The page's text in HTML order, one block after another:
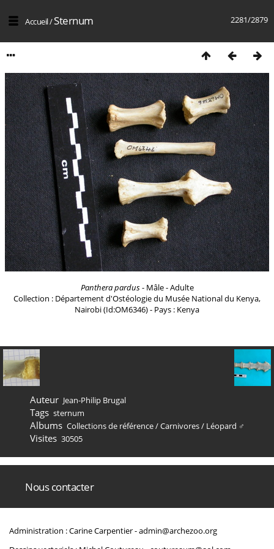
2281/2879
Accueil/Sternum
Panthera pardus- Mâle - Adulte
Collection : Département d'Ostéologie du Musée National du Kenya,
Nairobi (Id:OM6346) - Pays : Kenya
Auteur Jean-Philip Brugal
Tags sternum
Albums Collections de référence/Carnivores/ Léopard ♂
Visites 30505
Nous contacter
Administration : Carine Carpentier -admin@archezoo.org